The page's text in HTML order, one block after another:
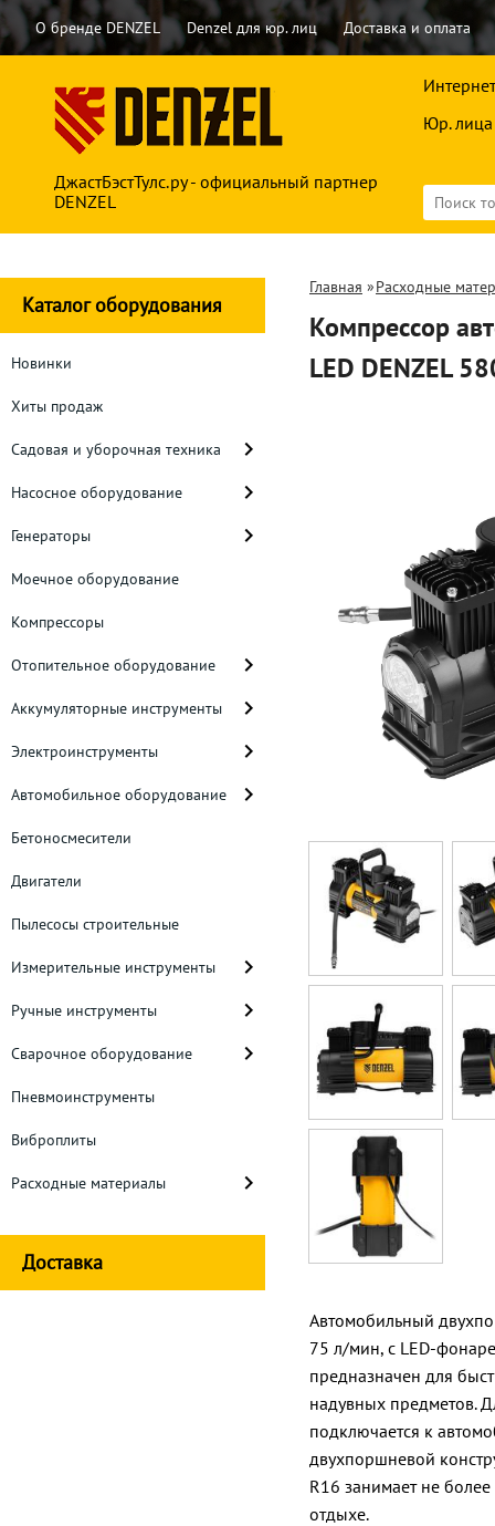
О бренде DENZEL Denzel для юр. лиц Доставка и оплата
ДжастБэстТулс.ру - официальный партнер
DENZEL
Юр. лица
Каталог оборудования
Новинки
Хиты продаж
Садовая и уборочная техника
Насосное оборудование
Генераторы
Моечное оборудование
Компрессоры
Отопительное оборудование
Аккумуляторные инструменты
Электроинструменты
Автомобильное оборудование
Бетоносмесители
Двигатели
Пылесосы строительные
Измерительные инструменты
Ручные инструменты
Сварочное оборудование
Пневмоинструменты
Виброплиты
Расходные материалы
Доставка
Главная »Расходные
Компрессор
LED DENZEL
Автомобильный
75 л/мин, с LED-
предназначен для
надувных предметов.
подключается к
двухпоршневой
R16 занимает не
отдыхе.